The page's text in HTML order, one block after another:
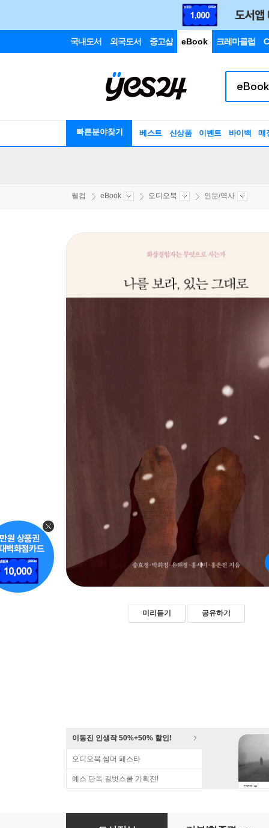
국내도서 외국도서 중고샵 eBook 크레마클럽
빠른분야찾기 베스트 신상품 이벤트 바이백 매
웰컴 eBook 오디오북 인문/역사
미리듣기 공유하기
이동진 인생작 50%+50% 할인!
오디오북 썸머 페스타
예스 단독 길벗스쿨 기획전!
나를 보라, 있는 그대로